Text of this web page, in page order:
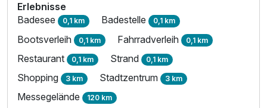
Erlebnisse
Badesee 0,1 km Badestelle 0,1 km
Bootsverleih 0,1 km Fahrradverleih 0,1 km
Restaurant 0,1 km Strand 0,1 km
Shopping 3 km Stadtzentrum 3 km
Messegelände 120 km